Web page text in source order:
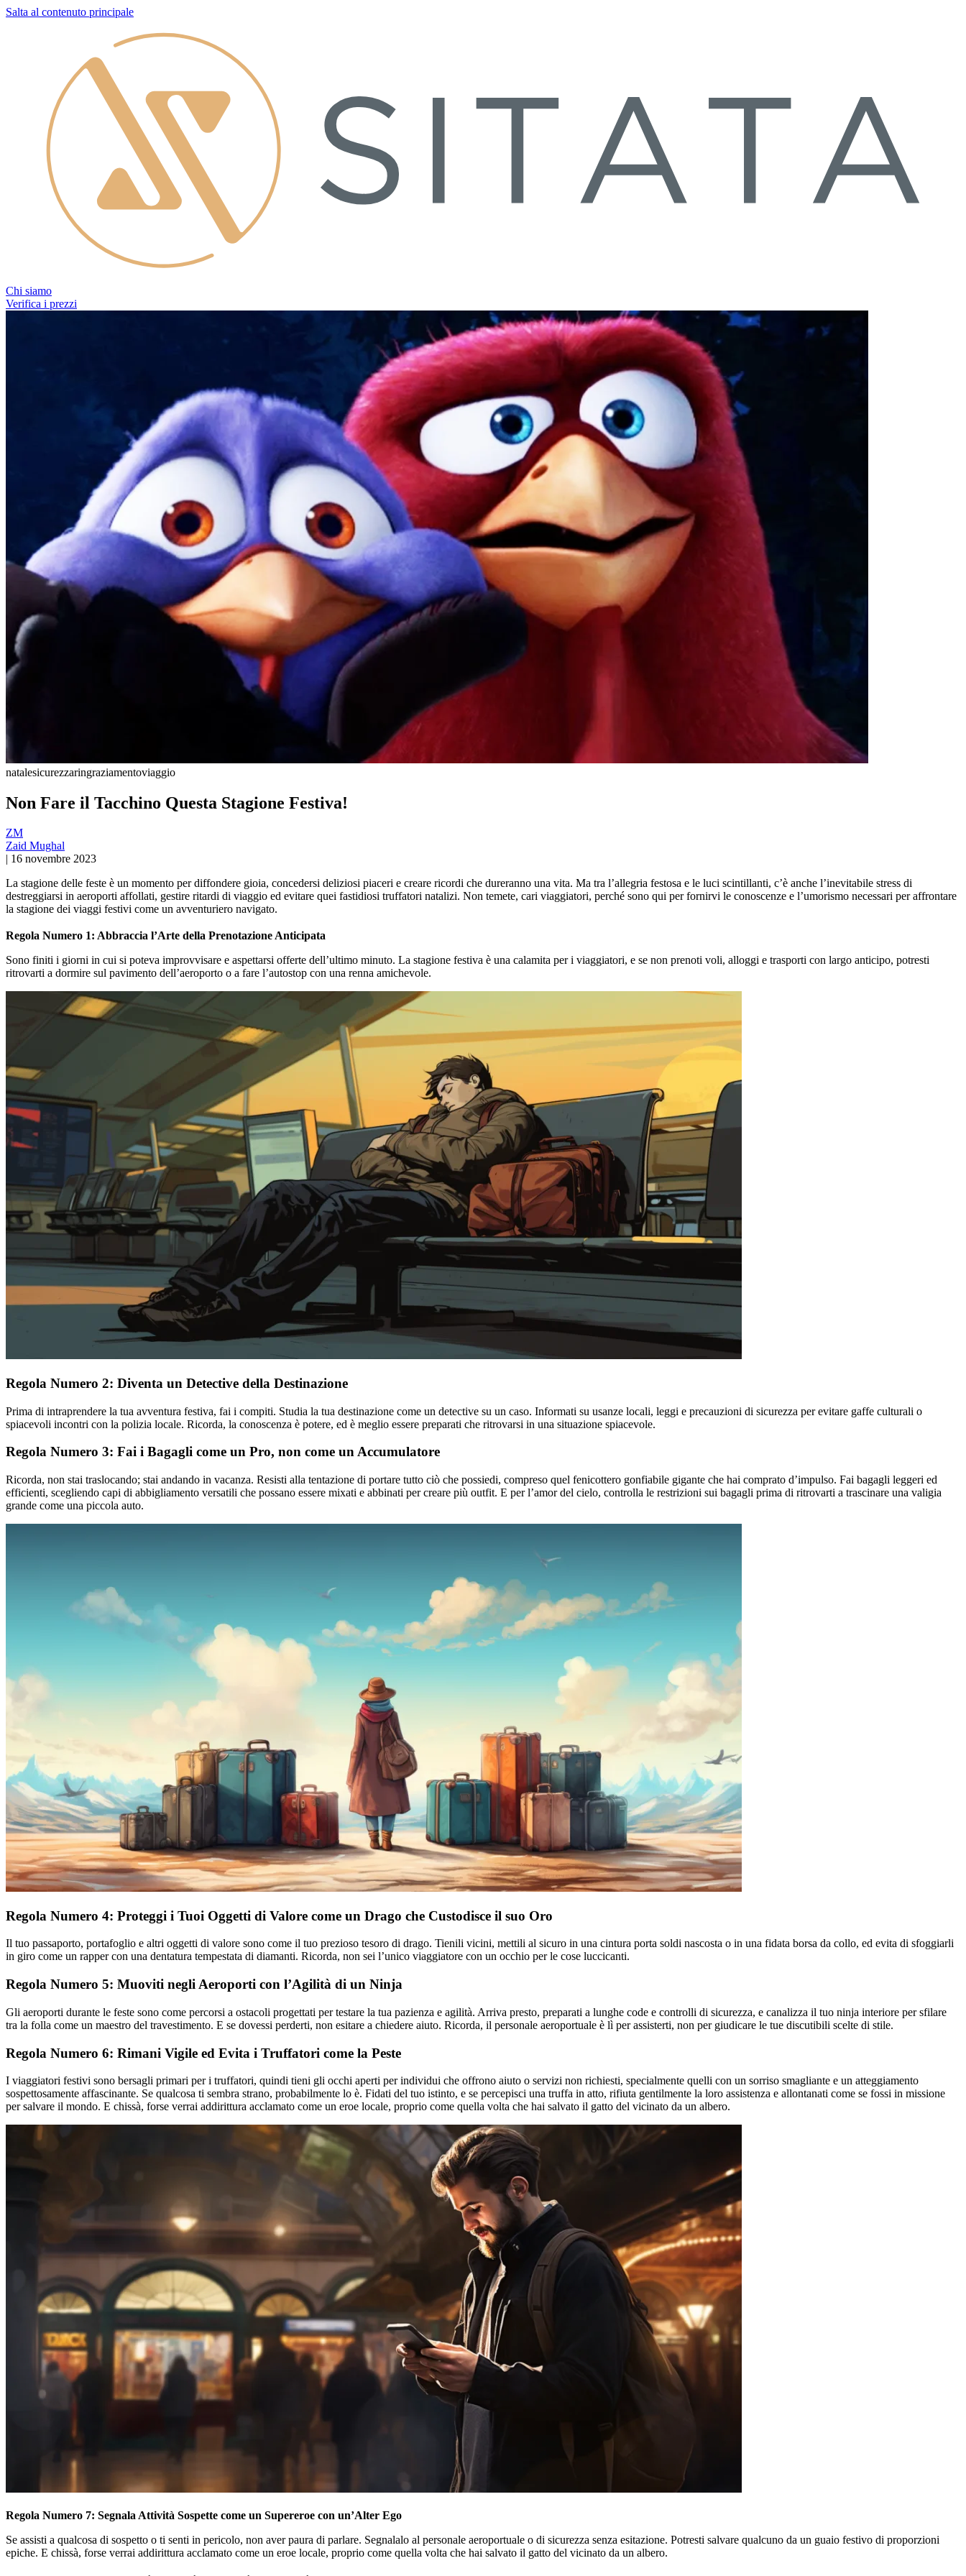
Salta al contenuto principale
Chi siamo
Verifica i prezzi
natalesicurezzaringraziamentoviaggio
Non Fare il Tacchino Questa Stagione Festiva!
ZM
Zaid Mughal
| 16 novembre 2023
La stagione delle feste è un momento per diffondere gioia, concedersi deliziosi piaceri e creare ricordi che dureranno una vita. Ma tra l’allegria festosa e le luci scintillanti, c’è anche l’inevitabile stress di
destreggiarsi in aeroporti affollati, gestire ritardi di viaggio ed evitare quei fastidiosi truffatori natalizi. Non temete, cari viaggiatori, perché sono qui per fornirvi le conoscenze e l’umorismo necessari per affrontare
la stagione dei viaggi festivi come un avventuriero navigato.
Regola Numero 1: Abbraccia l’Arte della Prenotazione Anticipata
Sono finiti i giorni in cui si poteva improvvisare e aspettarsi offerte dell’ultimo minuto. La stagione festiva è una calamita per i viaggiatori, e se non prenoti voli, alloggi e trasporti con largo anticipo, potresti
ritrovarti a dormire sul pavimento dell’aeroporto o a fare l’autostop con una renna amichevole.
Regola Numero 2: Diventa un Detective della Destinazione
Prima di intraprendere la tua avventura festiva, fai i compiti. Studia la tua destinazione come un detective su un caso. Informati su usanze locali, leggi e precauzioni di sicurezza per evitare gaffe culturali o
spiacevoli incontri con la polizia locale. Ricorda, la conoscenza è potere, ed è meglio essere preparati che ritrovarsi in una situazione spiacevole.
Regola Numero 3: Fai i Bagagli come un Pro, non come un Accumulatore
Ricorda, non stai traslocando; stai andando in vacanza. Resisti alla tentazione di portare tutto ciò che possiedi, compreso quel fenicottero gonfiabile gigante che hai comprato d’impulso. Fai bagagli leggeri ed
efficienti, scegliendo capi di abbigliamento versatili che possano essere mixati e abbinati per creare più outfit. E per l’amor del cielo, controlla le restrizioni sui bagagli prima di ritrovarti a trascinare una valigia
grande come una piccola auto.
Regola Numero 4: Proteggi i Tuoi Oggetti di Valore come un Drago che Custodisce il suo Oro
Il tuo passaporto, portafoglio e altri oggetti di valore sono come il tuo prezioso tesoro di drago. Tienili vicini, mettili al sicuro in una cintura porta soldi nascosta o in una fidata borsa da collo, ed evita di sfoggiarli
in giro come un rapper con una dentatura tempestata di diamanti. Ricorda, non sei l’unico viaggiatore con un occhio per le cose luccicanti.
Regola Numero 5: Muoviti negli Aeroporti con l’Agilità di un Ninja
Gli aeroporti durante le feste sono come percorsi a ostacoli progettati per testare la tua pazienza e agilità. Arriva presto, preparati a lunghe code e controlli di sicurezza, e canalizza il tuo ninja interiore per sfilare
tra la folla come un maestro del travestimento. E se dovessi perderti, non esitare a chiedere aiuto. Ricorda, il personale aeroportuale è lì per assisterti, non per giudicare le tue discutibili scelte di stile.
Regola Numero 6: Rimani Vigile ed Evita i Truffatori come la Peste
I viaggiatori festivi sono bersagli primari per i truffatori, quindi tieni gli occhi aperti per individui che offrono aiuto o servizi non richiesti, specialmente quelli con un sorriso smagliante e un atteggiamento
sospettosamente affascinante. Se qualcosa ti sembra strano, probabilmente lo è. Fidati del tuo istinto, e se percepisci una truffa in atto, rifiuta gentilmente la loro assistenza e allontanati come se fossi in missione
per salvare il mondo. E chissà, forse verrai addirittura acclamato come un eroe locale, proprio come quella volta che hai salvato il gatto del vicinato da un albero.
Regola Numero 7: Segnala Attività Sospette come un Supereroe con un’Alter Ego
Se assisti a qualcosa di sospetto o ti senti in pericolo, non aver paura di parlare. Segnalalo al personale aeroportuale o di sicurezza senza esitazione. Potresti salvare qualcuno da un guaio festivo di proporzioni
epiche. E chissà, forse verrai addirittura acclamato come un eroe locale, proprio come quella volta che hai salvato il gatto del vicinato da un albero.